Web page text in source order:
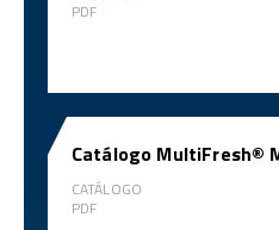
PDF
Catálogo MultiFresh®
CATÁLOGO
PDF